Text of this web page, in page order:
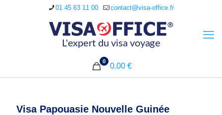
01 45 63 11 00 contact@visa-office.fr
0
0.00 €
Visa Papouasie Nouvelle Guinée